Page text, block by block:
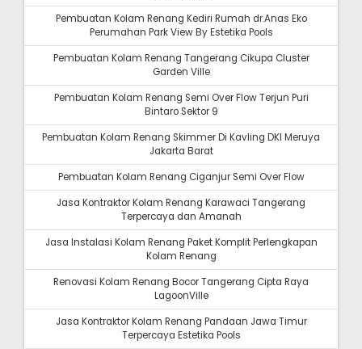
Pembuatan Kolam Renang Kediri Rumah dr.Anas Eko
Perumahan Park View By Estetika Pools
Pembuatan Kolam Renang Tangerang Cikupa Cluster
Garden Ville
Pembuatan Kolam Renang Semi Over Flow Terjun Puri
Bintaro Sektor 9
Pembuatan Kolam Renang Skimmer Di Kavling DKI Meruya
Jakarta Barat
Pembuatan Kolam Renang Ciganjur Semi Over Flow
Jasa Kontraktor Kolam Renang Karawaci Tangerang
Terpercaya dan Amanah
Jasa Instalasi Kolam Renang Paket Komplit Perlengkapan
Kolam Renang
Renovasi Kolam Renang Bocor Tangerang Cipta Raya
LagoonVille
Jasa Kontraktor Kolam Renang Pandaan Jawa Timur
Terpercaya Estetika Pools